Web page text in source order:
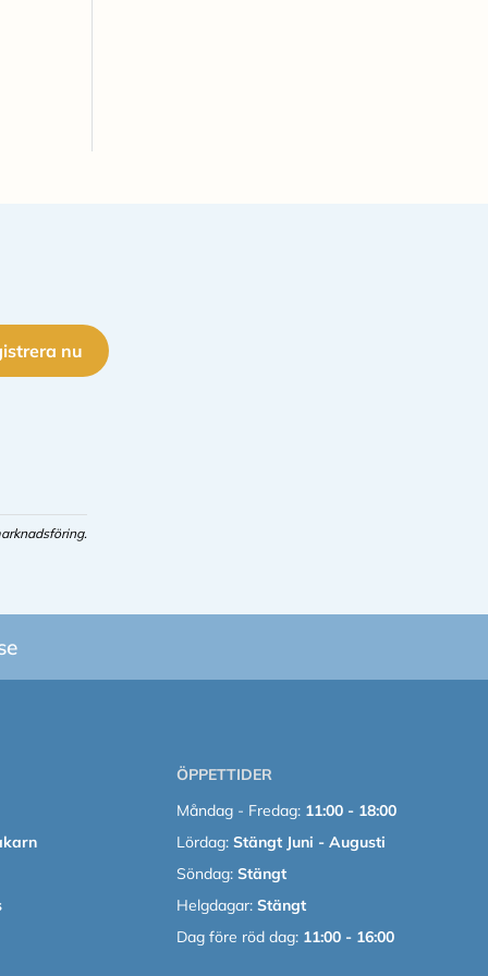
nu
ÖPPETTIDER
Måndag - Fredag: 11:00 - 18:00
Lördag:Stängt Juni - Augusti
Söndag:Stängt
Helgdagar:Stängt
Dag före röd dag:11:00 - 16:00